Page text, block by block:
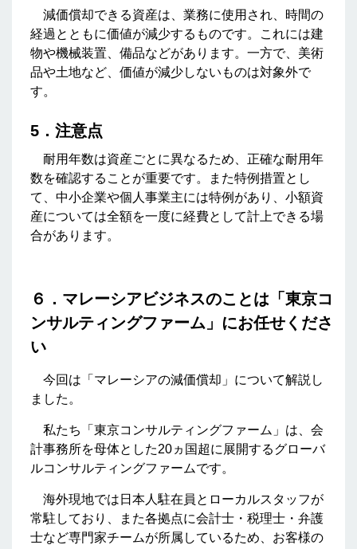
減価償却できる資産は、業務に使用され、時間の
経過とともに価値が減少するものです。これには建
物や機械装置、備品などがあります。一方で、美術
品や土地など、価値が減少しないものは対象外で
す。
5．注意点
耐用年数は資産ごとに異なるため、正確な耐用年
数を確認することが重要です。また特例措置とし
て、中小企業や個人事業主には特例があり、小額資
産については全額を一度に経費として計上できる場
合があります。
６．マレーシアビジネスのことは「東京コ
ンサルティングファーム」にお任せくださ
い
今回は「マレーシアの減価償却」について解説し
ました。
私たち「東京コンサルティングファーム」は、会
計事務所を母体とした20ヵ国超に展開するグローバ
ルコンサルティングファームです。
海外現地では日本人駐在員とローカルスタッフが
常駐しており、また各拠点に会計士・税理士・弁護
士など専門家チームが所属しているため、お客様の